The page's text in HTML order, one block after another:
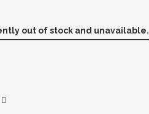
out of stock and unavailable.